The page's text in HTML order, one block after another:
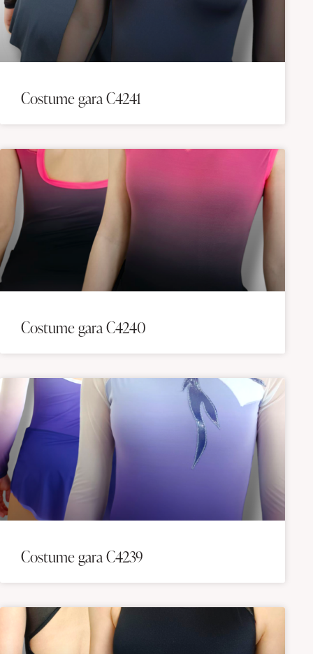
Costume gara C4241
Costume gara C4240
Costume gara C4239